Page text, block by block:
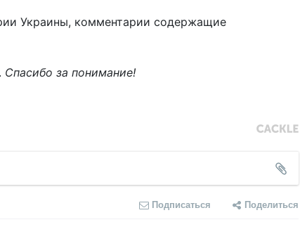
Украины, комментарии содержащие
Спасибо за понимание!
Подписаться Поделиться